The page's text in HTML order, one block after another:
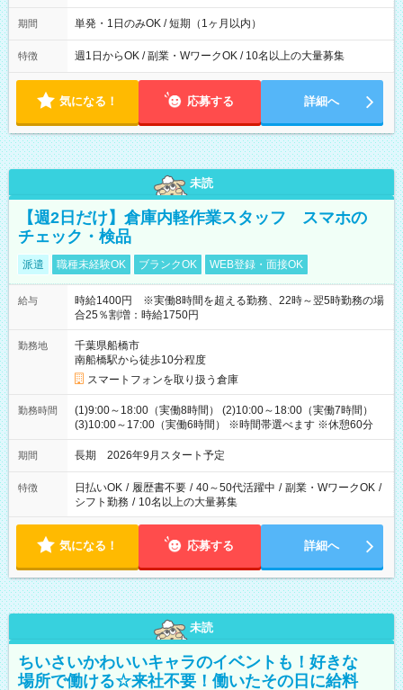
間は 試験により異なります。
期間 単発・1日のみOK / 短期（1ヶ月以内）
特徴 週1日からOK / 副業・WワークOK / 10名以上の大量募集
気になる！ 応募する 詳細へ
未読
【週2日だけ】倉庫内軽作業スタッフ スマホの
チェック・検品
派遣 職種未経験OK ブランクOK WEB登録・面接OK
給与
時給1400円 ※実働8時間を超える勤務、22時～翌5時勤務の場
合25％割増：時給1750円
勤務地
千葉県船橋市
南船橋駅から徒歩10分程度
スマートフォンを取り扱う倉庫
勤務時間
(1)9:00～18:00（実働8時間） (2)10:00～18:00（実働7時間）
(3)10:00～17:00（実働6時間） ※時間帯選べます ※休憩60分
期間 長期 2026年9月スタート予定
特徴 日払いOK / 履歴書不要 / 40～50代活躍中 / 副業・WワークOK /
シフト勤務 / 10名以上の大量募集
気になる！ 応募する 詳細へ
未読
ちいさいかわいいキャラのイベントも！好きな
場所で働ける☆来社不要！働いたその日に給料